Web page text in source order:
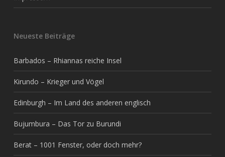
Neueste Beiträge
Barbados – Rhiannas reiche Insel
Kirundo – Krieger und Vögel
Edinburgh – Im Land des anderen englisch
Bujumbura – Das Tor zu Burundi
Berat – 1001 Fenster, oder doch mehr?